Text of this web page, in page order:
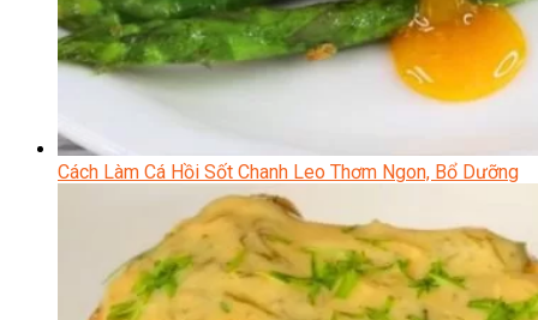
Cách Làm Cá Hồi Sốt Chanh Leo Thơm Ngon, Bổ Dưỡng